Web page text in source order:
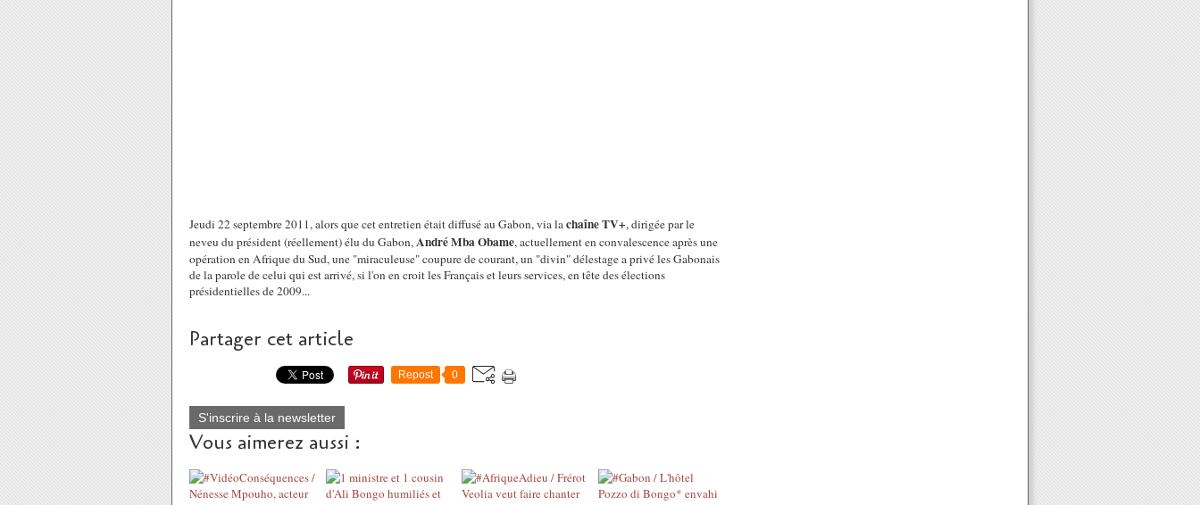
Jeudi 22 septembre 2011, alors que cet entretien était diffusé au Gabon, via lachaîne TV+, dirigée par le
neveu du président (réellement) élu du Gabon,André Mba Obame, actuellement en convalescence après une
opération en Afrique du Sud, une "miraculeuse" coupure de courant, un "divin" délestage a privé les Gabonais
de la parole de celui qui est arrivé, si l'on en croit les Français et leurs services, en tête des élections
présidentielles de 2009...
Partager cet article
Repost 0
S'inscrire à la newsletter
Vous aimerez aussi :